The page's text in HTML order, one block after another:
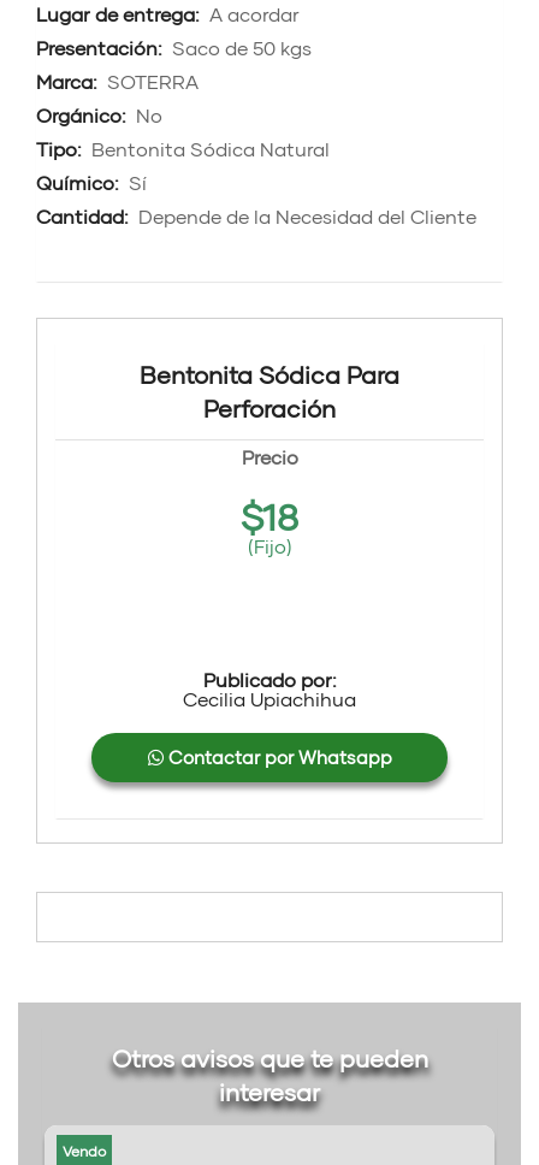
Lugar de entrega: A acordar
Presentación: Saco de 50 kgs
Marca: SOTERRA
Orgánico: No
Tipo: Bentonita Sódica Natural
Químico: Sí
Cantidad: Depende de la Necesidad del Cliente
Bentonita Sódica Para
Perforación
Precio
$18
(Fijo)
Publicado por:
Cecilia Upiachihua
Contactar por Whatsapp
Otros avisos que te pueden
interesar
Vendo